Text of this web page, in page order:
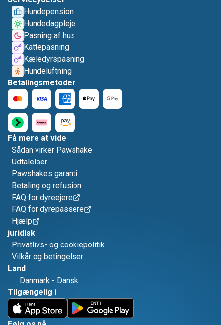
Hundepension
Hundedagpleje
Pasning af hus
Kattepasning
Kæledyrspasning
Hundeluftning
Betalingsmetoder
Få mere at vide
Sådan virker Pawshake
Udtalelser
Pawshakes garanti
Betaling og refusion
FAQ for dyreejere
FAQ for dyrepassere
Hjælp
juridisk
Privatlivs- og cookiepolitik
Vilkår og betingelser
Land
Danmark - Dansk
Tilgængelig i